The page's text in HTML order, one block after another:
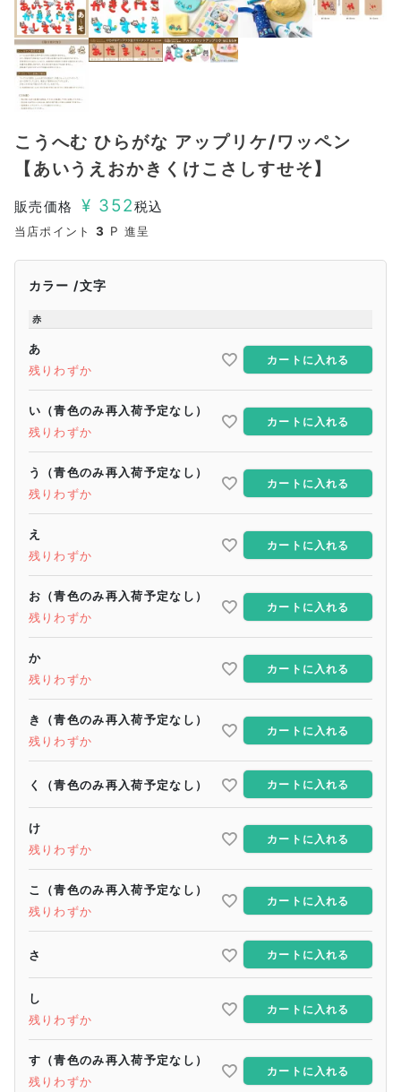
こうへむ ひらがな アップリケ/ワッペン
【あいうえおかきくけこさしすせそ】
販売価格 ¥ 352税込
当店ポイント 3 P 進呈
カラー 文字
赤
あ
残りわずか
カートに入れる
い（青色のみ再入荷予定なし）
残りわずか
カートに入れる
う（青色のみ再入荷予定なし）
残りわずか
カートに入れる
え
残りわずか
カートに入れる
お（青色のみ再入荷予定なし）
残りわずか
カートに入れる
か
残りわずか
カートに入れる
き（青色のみ再入荷予定なし）
残りわずか
カートに入れる
く（青色のみ再入荷予定なし） カートに入れる
け
残りわずか
カートに入れる
こ（青色のみ再入荷予定なし）
残りわずか
カートに入れる
さ カートに入れる
し
残りわずか
カートに入れる
す（青色のみ再入荷予定なし）
残りわずか
カートに入れる